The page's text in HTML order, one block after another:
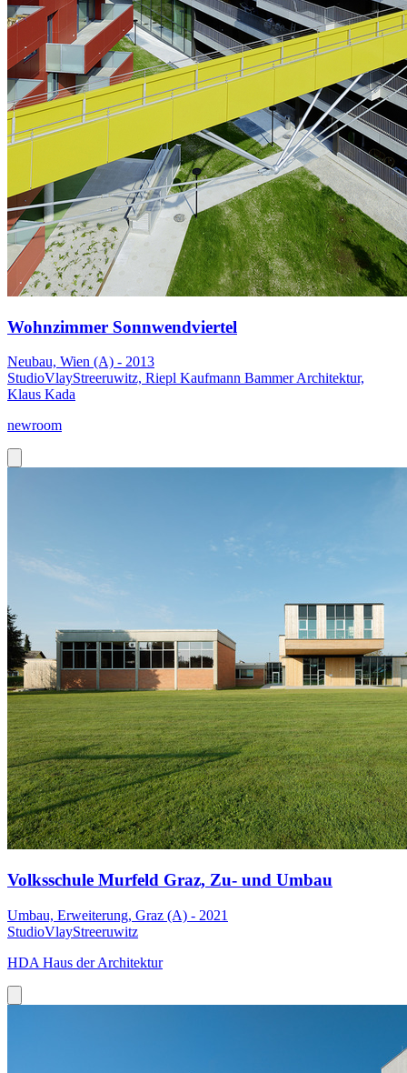
Wohnzimmer Sonnwendviertel
Neubau, Wien (A) - 2013
StudioVlayStreeruwitz, Riepl Kaufmann Bammer Architektur,
Klaus Kada
newroom
Volksschule Murfeld Graz, Zu- und Umbau
Umbau, Erweiterung, Graz (A) - 2021
StudioVlayStreeruwitz
HDA Haus der Architektur